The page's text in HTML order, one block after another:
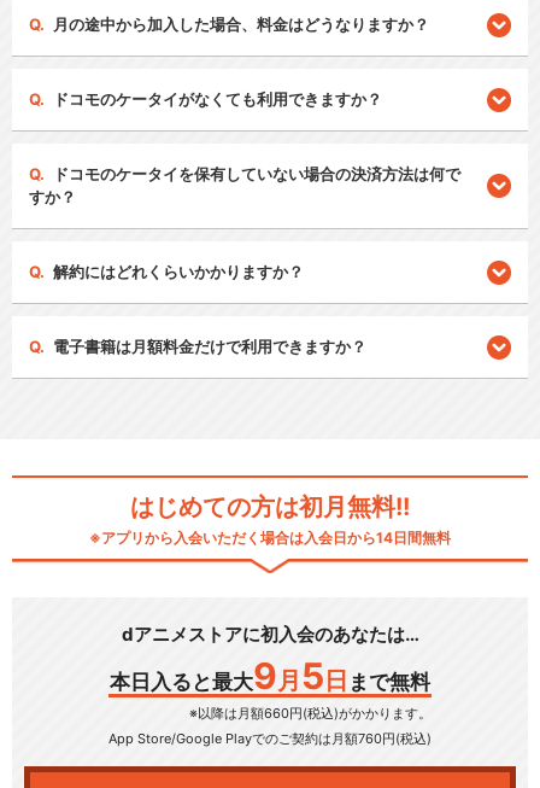
月の途中から加入した場合、料金はどうなりますか？
ドコモのケータイがなくても利用できますか？
ドコモのケータイを保有していない場合の決済方法は何で
すか？
解約にはどれくらいかかりますか？
電子書籍は月額料金だけで利用できますか？
はじめての方は初月無料!!
※アプリから入会いただく場合は入会日から14日間無料
dアニメストアに初入会のあなたは…
本日入ると最大9 月 5 日 まで無料
※以降は月額660円(税込)がかかります。
App Store/Google Playでのご契約は月額760円(税込)